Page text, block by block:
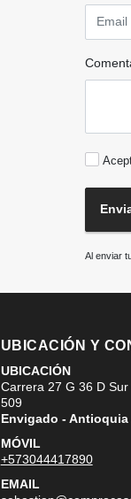
Al enviar
UBICACIÓN Y
UBICACIÓN
Carrera 27 G 36 D
509
Envigado -
MÓVIL
+573044417890
EMAIL